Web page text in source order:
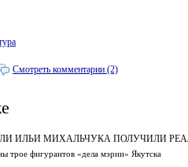
Смотреть комментарии (2)
ИЛЬИ МИХАЛЬЧУКА ПОЛУЧИЛИ
трое фигурантов «дела мэрии» Якутска